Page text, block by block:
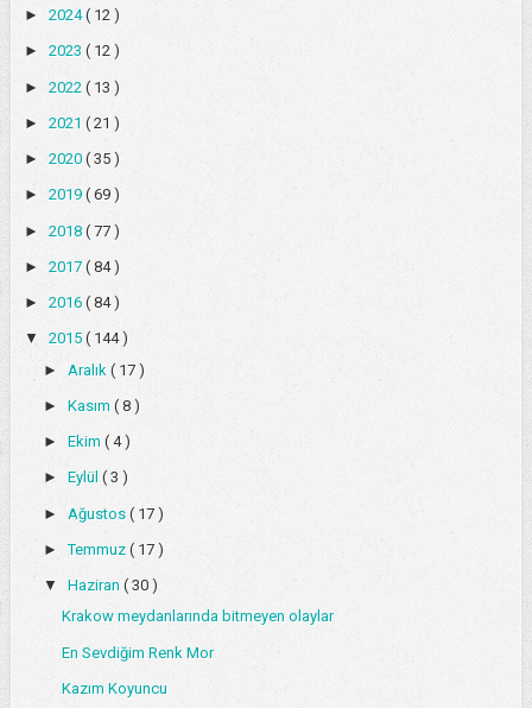
► 2024( 12 )
► 2023 ( 12 )
► 2022 ( 13 )
► 2021 ( 21 )
► 2020 ( 35 )
► 2019 ( 69 )
► 2018 ( 77 )
► 2017 ( 84 )
► 2016 ( 84 )
▼ 2015 ( 144 )
► Aralık ( 17 )
► Kasım ( 8 )
► Ekim ( 4 )
► Eylül ( 3 )
► Ağustos ( 17 )
►Temmuz ( 17 )
▼ Haziran ( 30 )
Krakow meydanlarında bitmeyen olaylar
En Sevdiğim Renk Mor
Kazım Koyuncu